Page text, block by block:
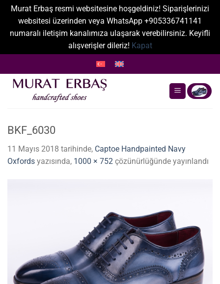
Murat Erbaş resmi websitesine hoşgeldiniz! Siparişlerinizi
websitesi üzerinden veya WhatsApp +905336741141
numaralı iletişim kanalımıza ulaşarak verebilirsiniz. Keyifli
alışverişler dileriz! Kapat
atla
BKF_6030
11 Mayıs 2018 tarihinde, Captoe Handpainted Navy
Oxfords yazısında, 1000 × 752 çözünürlüğünde yayınlandı